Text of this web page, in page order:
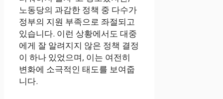
노동당의 과감한 정책 중 다수가
정부의 지원 부족으로 좌절되고
있습니다. 이런 상황에서도 대중
에게 잘 알려지지 않은 정책 결정
이 하나 있었으며, 이는 여전히
변화에 소극적인 태도를 보여줍
니다.